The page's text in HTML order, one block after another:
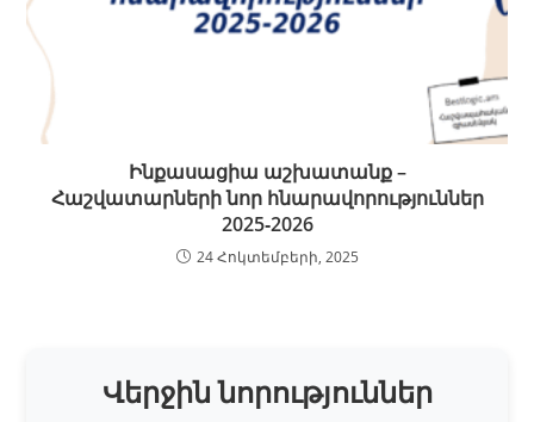
Ինքասացիա աշխատանք –
Հաշվատարների նոր հնարավորություններ
2025‑2026
24 Հոկտեմբերի, 2025
Վերջին նորություններ